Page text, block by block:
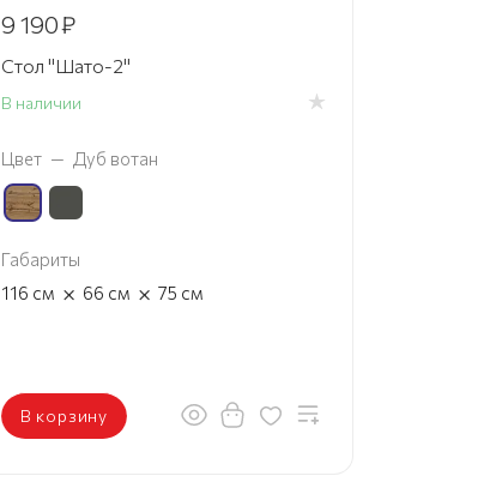
9 190₽
Стол "Шато-2"
В наличии
Цвет — Дуб вотан
Габариты
116 см × 66 см × 75 см
В корзину